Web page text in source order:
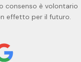
consenso è volontario
effetto per il futuro.